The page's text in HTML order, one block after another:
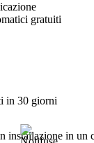
gratuiti
in 30 giorni